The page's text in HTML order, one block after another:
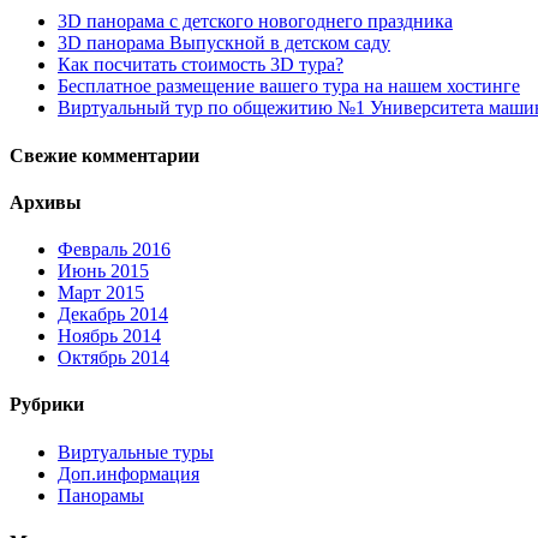
3D панорама с детского новогоднего праздника
3D панорама Выпускной в детском саду
Как посчитать стоимость 3D тура?
Бесплатное размещение вашего тура на нашем хостинге
Виртуальный тур по общежитию №1 Университета
Свежие комментарии
Архивы
Февраль 2016
Июнь 2015
Март 2015
Декабрь 2014
Ноябрь 2014
Октябрь 2014
Рубрики
Виртуальные туры
Доп.информация
Панорамы